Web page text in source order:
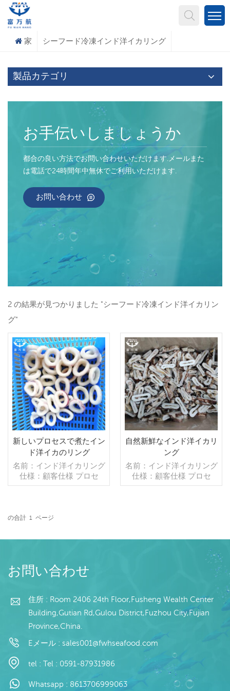
家 シーフード冷凍インド洋イカリング
製品カテゴリ
お手伝いしましょうか
都合の良い方法でお問い合わせいただけます.メールまた
は電話で24時間年中無休でご利用いただけます.
お問い合わせ
2 の結果が見つかりました "シーフード冷凍インド洋イカリン
グ"
新しいプロセスで煮たイン
ド洋イカのリング
名前：インド洋イカリング
仕様：顧客仕様 プロセ
ス：ゆで グレージング：
グ,10kg /織りバッグ（カ
デル：卸売/輸出 min .注
払い：TT/С確認された取
消不能のLCを一目で 発
起源：中国 ブランド：fu
wang hang
自然新鮮なインド洋イカリ
ング
名前：インド洋イカリング
仕様：顧客仕様 プロセ
ス：カット グレージン
売モデル：卸売/輸出 min .
注文：20フィートコンテ
ナ/40フィートコンテナ 支
払い：TT/С確認された取
起源：中国 ブランド：fu
wang hang
の合計 1 ページ
お問い合わせ
住所 : Room 2406 24th Floor,Fusheng Wealth Center
Building,Gutian Rd,Gulou District,Fuzhou City,Fujian
Province,China.
Eメール : sales001@fwhseafood.com
tel : Tel : 0591-87931986
Whatsapp : 8613706999063